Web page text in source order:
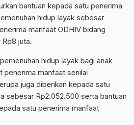
bantuan kepada satu penerima
hidup layak sebesar
manfaat ODHIV bidang
juta.
hidup layak bagi anak
penerima manfaat senilai
juga diberikan kepada satu
sebesar Rp2.052.500 serta bantuan
satu penerima manfaat